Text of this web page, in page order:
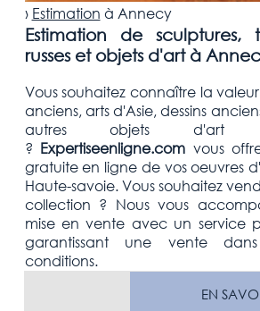
› Estimation à Annecy
Estimation de sculptures,
russes et objets d'art à
Vous souhaitez connaître la
anciens, arts d'Asie, dessins
autres objets d'art
? Expertiseenligne.com vous
gratuiteen ligne de vos oeuvres
Haute-savoie.Vous souhaitez
collection ? Nous vous
mise en vente avec un service
garantissant une vente
conditions.
EN